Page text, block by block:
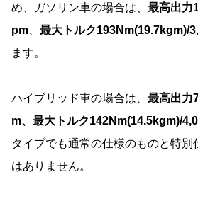
め、ガソリン車の場合は、 最高出力
pm
最大トルク193Nm(19.7kgm)/
ます。
ハイブリッド車の場合は、 最高出力
m、最大トルク142Nm(14.5kgm)/
タイプでも通常の仕様のものと特別
はありません。